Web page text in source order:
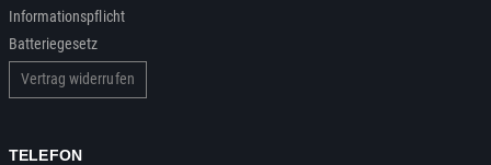
Informationspflicht
Batteriegesetz
Vertrag widerrufen
TELEFON